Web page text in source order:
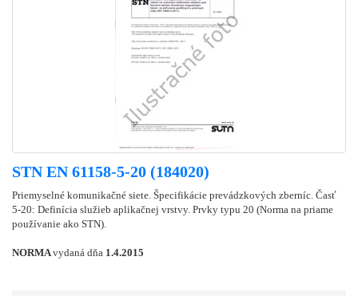
STN EN 61158-5-20 (184020)
Priemyselné komunikačné siete. Špecifikácie prevádzkových zberníc. Časť
5-20: Definícia služieb aplikačnej vrstvy. Prvky typu 20 (Norma na priame
používanie ako STN).
NORMAvydaná dňa 1.4.2015